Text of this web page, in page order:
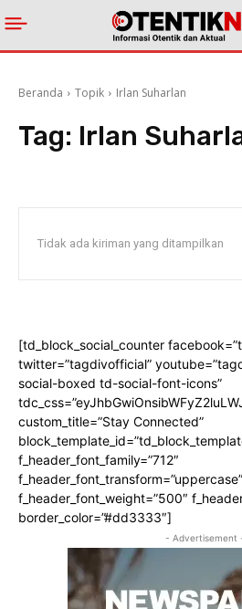
Beranda Topik Irlan Suharlan
Tag: Irlan
Tidak ada kiriman yang ditampilkan
[td_block_social_counter
twitter=”tagdivofficial”
social-boxed td-social-font-icons”
custom_title=”Stay Connected”
f_header_font_family=”712″
f_header_font_transform=”uppercase”
f_header_font_weight=”500″
border_color=”#dd3333″]
- Advertisement